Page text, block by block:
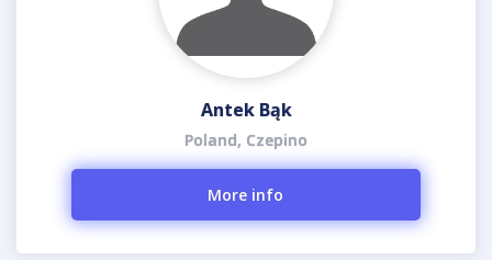
Antek Bąk
Poland, Czepino
More info